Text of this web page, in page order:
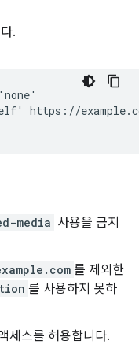
.
https://
media 사용을 금지
를 제외한
를 사용하지 못하
세스를 허용합니다.